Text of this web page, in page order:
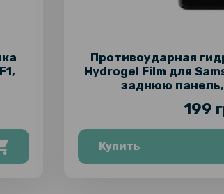
Противоударная
Hydrogel Film для
заднюю
199
Купить